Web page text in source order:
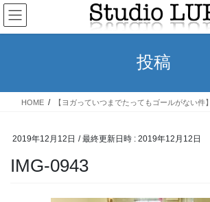
コ
ン
テ
ス
ナ
ビ
ゲ
ン
投稿
HOME 【ヨガっていつまでたってもゴールがない件】
2019年12月12日 / 最終更新日時 : 2019年12月12日
IMG-0943